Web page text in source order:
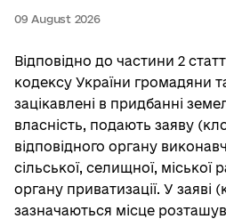
09 August 2026
Відповідно до частини 2
кодексу України громадяни
зацікавлені в придбанні
власність, подають заяву
відповідного органу
сільської, селищної, міської
органу приватизації. У заяві
зазначаються місце